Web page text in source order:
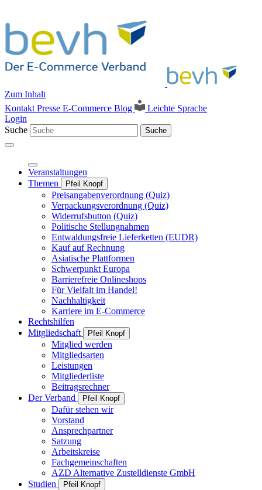
Zum Inhalt
Kontakt Presse E-Commerce Blog
Leichte Sprache
Login
Suche
Suche
Veranstaltungen
Themen
Pfeil Knopf
Preisangabenverordnung (Quiz)
Verpackungsverordnung (Quiz)
Widerrufsbutton (Quiz)
Politische Stellungnahmen
Entwaldungsfreie Lieferketten (EUDR)
Kauf auf Rechnung
Asiatische Plattformen
Schwerpunkt Europa
Barrierefreie Onlineshops
Für Vielfalt im Handel!
Nachhaltigkeit
Karriere im E-Commerce
Rechtshilfen
Mitgliedschaft
Pfeil Knopf
Mitglied werden
Mitgliedsarten
Leistungen
Mitgliederliste
Beitragsrechner
Der Verband
Pfeil Knopf
Dafür stehen wir
Vorstand
Ansprechpartner
Satzung
Arbeitskreise
Fachgemeinschaften
AZD Alternative Zustelldienste GmbH
Studien
Pfeil Knopf